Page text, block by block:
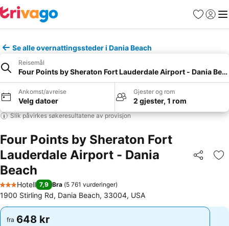
Favoritter
Logg
Se alle overnattingssteder i Dania Beach
Reisemål
Four Points by Sheraton Fort Lauderdale Airport - Dania
Ankomst/avreise
Velg datoer
Gjester og rom
2 gjester, 1 rom
Slik påvirkes søkeresultatene av provisjon
Four Points by Sheraton Fort
Lauderdale Airport - Dania
Beach
Del
3 Stjerner
Hotell 7,9 Bra (5 761 vurderinger)
1900 Stirling Rd, Dania Beach, 33004, USA
fra 648 kr
fra 648 kr